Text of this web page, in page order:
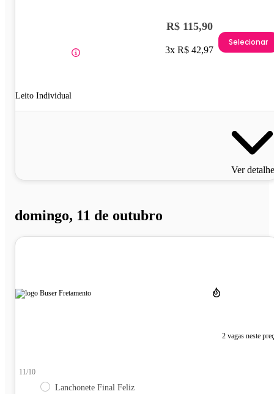
Leito Individual
R$ 115,90
3x R$ 42,97
Selecionar
Ver
domingo, 11 de outubro
2 vagas neste
11/10
Lanchonete Final Feliz